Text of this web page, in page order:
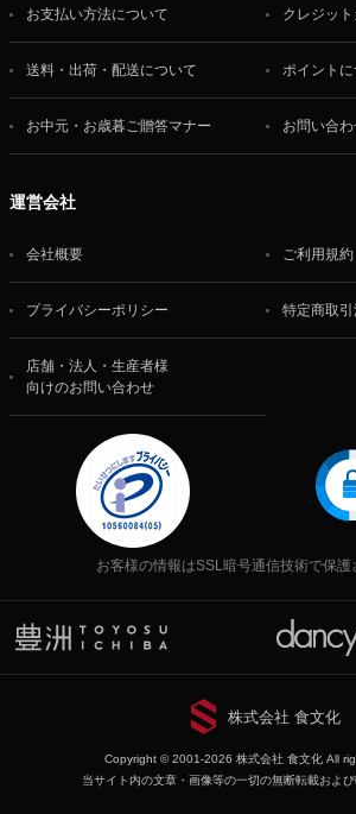
お支払い方法について クレジッ
送料・出荷・配送について ポイント
お中元・お歳暮ご贈答マナー お問い合
運営会社
会社概要 ご利用規約
プライバシーポリシー 特定商取
店舗・法人・生産者様
向けのお問い合わせ
お客様の情報はSSL暗号通信技術で保護
株式会社 食文化
Copyright © 2001-2026 株式会社 食文化 All
当サイト内の文章・画像等の一切の無断転載および